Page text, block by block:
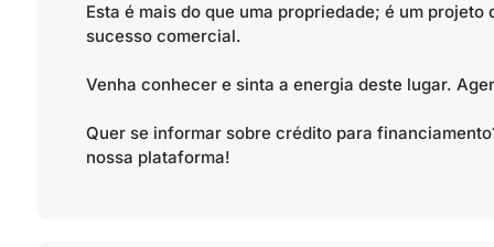
Esta é mais do que uma propriedade; é um
sucesso comercial.
Venha conhecer e sinta a energia deste lugar.
Quer se informar sobre crédito para
nossa plataforma!